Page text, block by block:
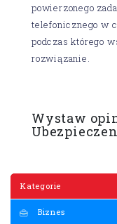
Kategorie
Biznes
powierzonego
telefonicznego w
podczas którego
rozwiązanie.
Wystaw